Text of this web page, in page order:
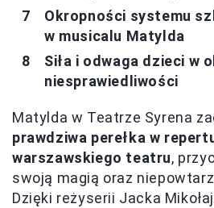
Okropności systemu
w musicalu Matylda
Siła i odwaga dzieci w
niesprawiedliwości
Matylda w Teatrze Syrena
prawdziwa perełka w
warszawskiego teatru,
swoją magią oraz
Dzięki reżyserii Jacka